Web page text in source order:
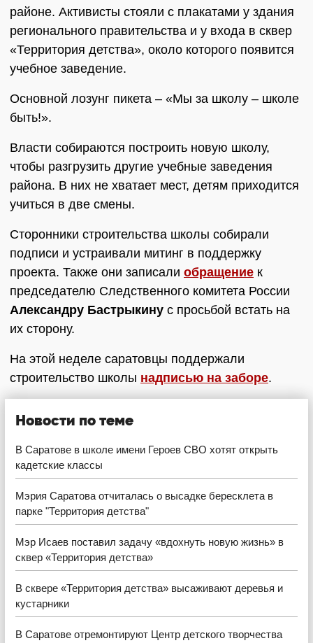
районе. Активисты стояли с плакатами у здания
регионального правительства и у входа в сквер
«Территория детства», около которого появится
учебное заведение.
Основной лозунг пикета – «Мы за школу – школе
быть!».
Власти собираются построить новую школу,
чтобы разгрузить другие учебные заведения
района. В них не хватает мест, детям приходится
учиться в две смены.
Сторонники строительства школы собирали
подписи и устраивали митинг в поддержку
проекта. Также они записали обращение к
председателю Следственного комитета России
Александру Бастрыкину с просьбой встать на
их сторону.
На этой неделе саратовцы поддержали
строительство школы надписью на заборе.
Новости по теме
В Саратове в школе имени Героев СВО хотят открыть
кадетские классы
Мэрия Саратова отчиталась о высадке бересклета в
парке "Территория детства"
Мэр Исаев поставил задачу «вдохнуть новую жизнь» в
сквер «Территория детства»
В сквере «Территория детства» высаживают деревья и
кустарники
В Саратове отремонтируют Центр детского творчества